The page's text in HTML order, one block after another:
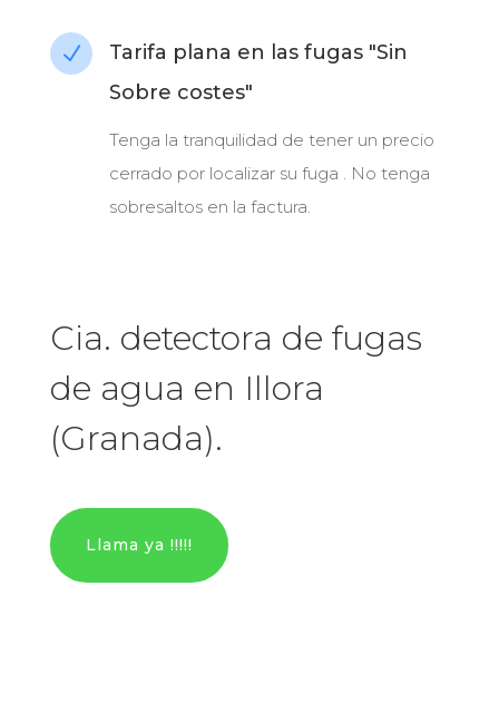
N
Tarifa plana en las fugas "Sin
Sobre costes"
Tenga la tranquilidad de tener un precio
cerrado por localizar su fuga . No tenga
sobresaltos en la factura.
Cia. detectora de fugas
de agua en Illora
(Granada).
Llama ya !!!!!